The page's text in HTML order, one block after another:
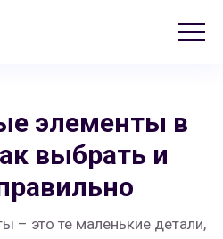
элементы в
выбрать и
– это те маленькие детали,